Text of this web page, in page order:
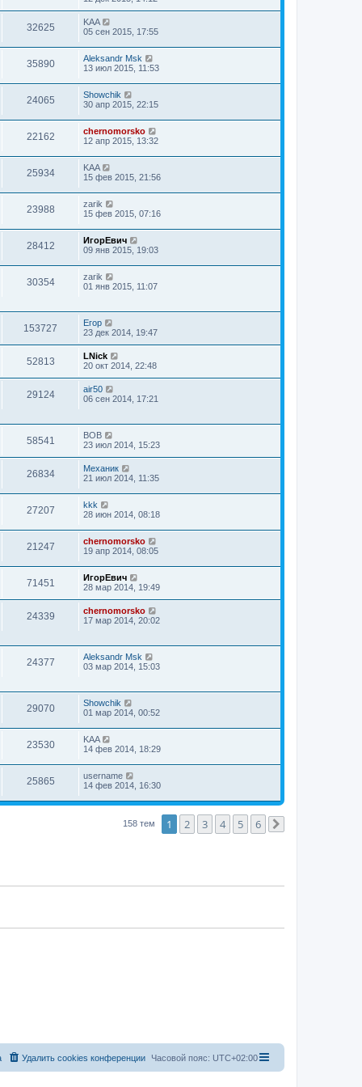
32625
KAA
05 сен 2015, 17:55
35890
Aleksandr Msk
13 июл 2015, 11:53
24065
Showchik
30 апр 2015, 22:15
22162
chernomorsko
12 апр 2015, 13:32
25934
KAA
15 фев 2015, 21:56
23988
zarik
15 фев 2015, 07:16
28412
ИгорЕвич
09 янв 2015, 19:03
30354
zarik
01 янв 2015, 11:07
153727
Егор
23 дек 2014, 19:47
52813
LNick
20 окт 2014, 22:48
29124
air50
06 сен 2014, 17:21
58541
ВОВ
23 июл 2014, 15:23
26834
Механик
21 июл 2014, 11:35
27207
kkk
28 июн 2014, 08:18
21247
chernomorsko
19 апр 2014, 08:05
71451
ИгорЕвич
28 мар 2014, 19:49
24339
chernomorsko
17 мар 2014, 20:02
24377
Aleksandr Msk
03 мар 2014, 15:03
29070
Showchik
01 мар 2014, 00:52
23530
KAA
14 фев 2014, 18:29
25865
username
14 фев 2014, 16:30
158 тем 1 2 3 4 5 6
Часовой пояс: UTC+02:00
Удалить cookies конференции